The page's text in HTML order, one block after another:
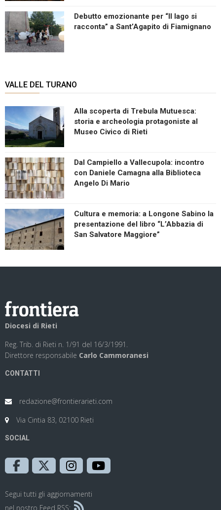
Debutto emozionante per “Il lago si
racconta” a Sant’Agapito di Fiamignano
VALLE DEL TURANO
Alla scoperta di Trebula Mutuesca:
storia e archeologia protagoniste al
Museo Civico di Rieti
Dal Campiello a Vallecupola: incontro
con Daniele Camagna alla Biblioteca
Angelo Di Mario
Cultura e memoria: a Longone Sabino la
presentazione del libro “L’Abbazia di
San Salvatore Maggiore”
Diocesi di Rieti
Reg. Trib. di Rieti n. 1/91 del 16/3/1991.
Direttore responsabile Carlo Cammoranesi
CONTATTI
redazione@frontierarieti.com
Via Cintia 83, 02100 Rieti
SOCIAL
Segui tutti gli aggiornamenti
nel nostro Feed RSS: